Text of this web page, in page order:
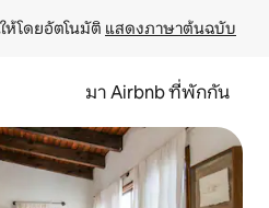
ห้โดยอัตโนมัติ แสดงภาษาต้นฉบับ
มา Airbnb ที่พักกัน